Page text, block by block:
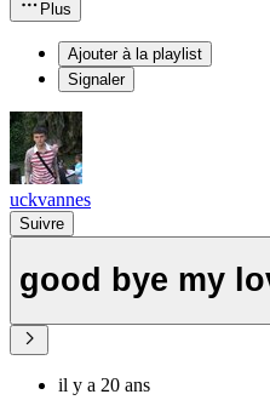
Plus
Ajouter à la playlist
Signaler
uckvannes
Suivre
good bye my
il y a 20 ans